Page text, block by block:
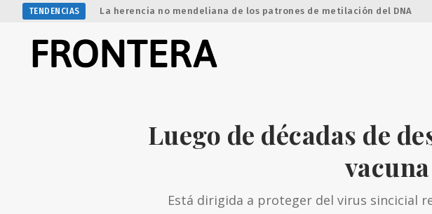
TENDENCIAS La herencia no mendeliana de los patrones de metilación del DNA
Luego de décadas de
Está dirigida a proteger del virus sincicial